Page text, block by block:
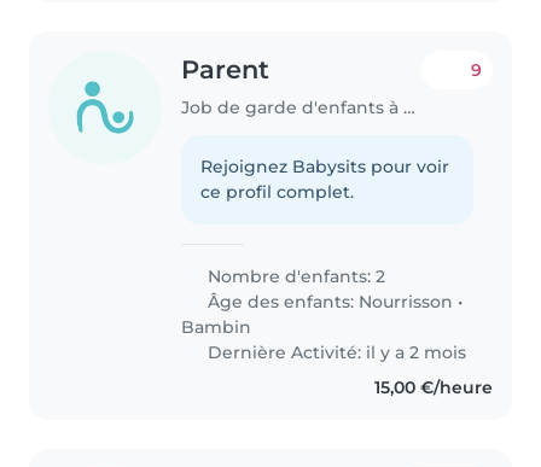
Parent
Job de garde d'enfants à Biwer
9
Rejoignez Babysits pour voir
ce profil complet.
Nombre d'enfants: 2
Âge des enfants: Nourrisson •
Bambin
Dernière Activité: il y a 2 mois
15,00 €/heure